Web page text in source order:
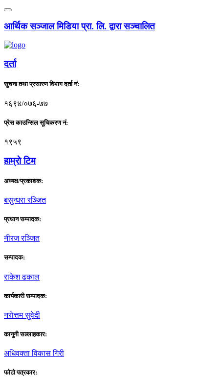
आर्थिक सञ्जाल मिडिया प्रा. लि. द्वारा सञ्चालित
दर्ता
सुचना तथा प्रसारण विभाग दर्ता नं:
१६९४/०७६-७७
प्रेस काउन्सिल सूचिकरण नं:
१९५९
हाम्राे टिम
अध्यक्ष/प्रकाशक:
बसुन्धरा रञ्जित
प्रधान सम्पादक:
नीरज रञ्जित
सम्पादक:
राकेश ढकाल
कार्यकारी सम्पादक:
नराेत्तम सुवेदी
कानुनी सल्लाहकार:
अधिवक्ता विकास गिरी
फाेटाे पत्रकार: